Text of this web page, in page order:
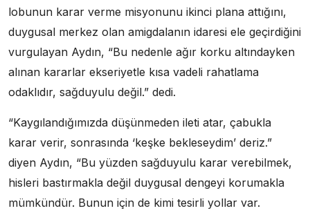
lobunun karar verme misyonunu ikinci plana attığını,
duygusal merkez olan amigdalanın idaresi ele geçirdiğini
vurgulayan Aydın, “Bu nedenle ağır korku altındayken
alınan kararlar ekseriyetle kısa vadeli rahatlama
odaklıdır, sağduyulu değil.” dedi.
“Kaygılandığımızda düşünmeden ileti atar, çabukla
karar verir, sonrasında ‘keşke bekleseydim’ deriz.”
diyen Aydın, “Bu yüzden sağduyulu karar verebilmek,
hisleri bastırmakla değil duygusal dengeyi korumakla
mümkündür. Bunun için de kimi tesirli yollar var.